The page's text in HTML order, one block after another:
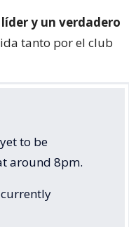
y un verdadero
tanto por el club
to be
around 8pm.